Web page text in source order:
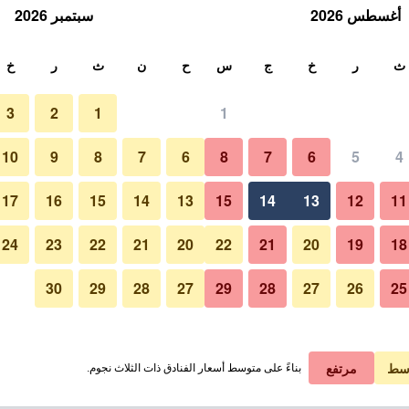
في الليلة
﷼ عرض الصفقة
﷼ عرض الصفقة
أغسطس 2026
ث ر خ ج س
1
4
5
6
7
8
11
12
13
14
15
18
19
20
21
22
25
26
27
28
29
سبتمبر 2026
ح ن ث ر خ
1
2
3
6
7
8
9
10
13
14
15
16
17
20
21
22
23
24
27
28
29
30
مرتفع بناءً على متوسط أسعار الفنادق ذات الثلاث نجوم.